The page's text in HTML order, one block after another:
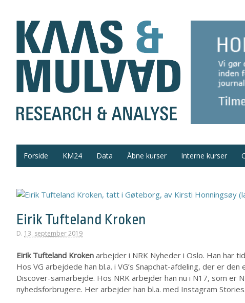
Forside KM24 Data Åbne kurser Interne kurser
Eirik Tufteland Kroken
D. 13. september 2019
Eirik Tufteland Kroken arbejder i NRK Nyheder i Oslo. Han har
Hos VG arbejdede han bl.a. i VG’s Snapchat-afdeling, der er
Discover-samarbejde. Hos NRK arbejder han nu i N17, som er
nyhedsforbrugere. Her arbejder han bl.a. med Instagram